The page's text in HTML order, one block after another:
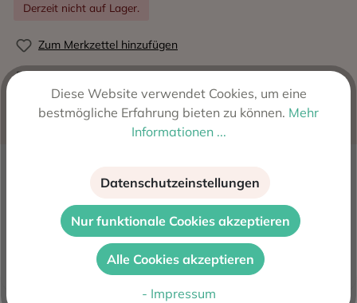
Derzeit nicht auf Lager.
Zum Merkzettel hinzufügen
Produktnummer:3264
Hersteller:Finca Can Axartell S.L., Pollença - Mallorca,
Spanien
Der spanische Rosewein Can Axartell Velomar Rosado
2024 ist ein Cuvee aus den roten Rebsorten Manto
Negro, Syrah und Merlot.…Mehr
Diese Website verwendet Cookies, um eine
bestmögliche Erfahrung bieten zu können. Mehr
Informationen ...
Datenschutzeinstellungen
Nur funktionale Cookies akzeptieren
Alle Cookies akzeptieren
- Impressum